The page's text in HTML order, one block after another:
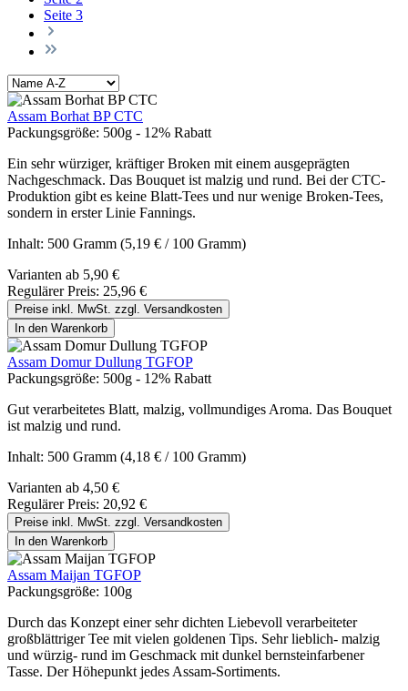
Seite 3
Assam Borhat BP CTC
Packungsgröße: 500g - 12% Rabatt
Ein sehr würziger, kräftiger Broken mit einem ausgeprägten
Nachgeschmack. Das Bouquet ist malzig und rund. Bei der CTC-
Produktion gibt es keine Blatt-Tees und nur wenige Broken-Tees,
sondern in erster Linie Fannings.
Inhalt: 500 Gramm (5,19 € / 100 Gramm)
Varianten ab 5,90 €
Regulärer Preis: 25,96 €
Preise inkl. MwSt. zzgl. Versandkosten
In den Warenkorb
Assam Domur Dullung TGFOP
Packungsgröße: 500g - 12% Rabatt
Gut verarbeitetes Blatt, malzig, vollmundiges Aroma. Das Bouquet
ist malzig und rund.
Inhalt: 500 Gramm (4,18 € / 100 Gramm)
Varianten ab 4,50 €
Regulärer Preis: 20,92 €
Preise inkl. MwSt. zzgl. Versandkosten
In den Warenkorb
Assam Maijan TGFOP
Packungsgröße: 100g
Durch das Konzept einer sehr dichten Liebevoll verarbeiteter
großblättriger Tee mit vielen goldenen Tips. Sehr lieblich- malzig
und würzig- rund im Geschmack mit dunkel bernsteinfarbener
Tasse. Der Höhepunkt jedes Assam-Sortiments.